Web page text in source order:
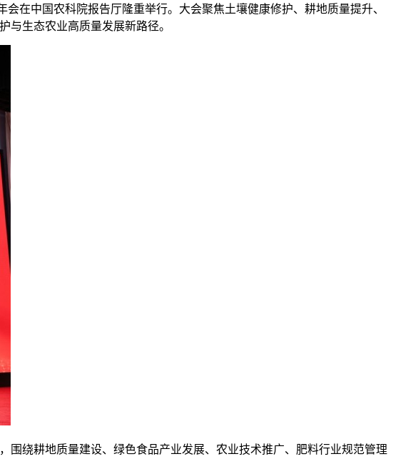
在中国农科院报告厅隆重举行。大会聚焦土壤健康修护、耕地质量提升、
与生态农业高质量发展新路径。
绕耕地质量建设、绿色食品产业发展、农业技术推广、肥料行业规范管理